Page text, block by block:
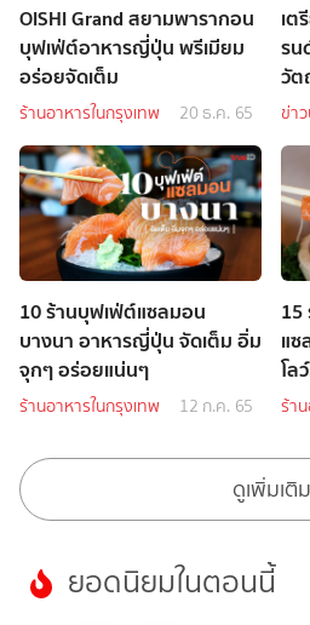
OISHI Grand สยามพารากอน
บุฟเฟ่ต์อาหารญี่ปุ่น พรีเมียม
อร่อยจัดเต็ม
ร้านอาหารในกรุงเทพ 20 ธ.ค. 65
เต
รน
วัต
ที่เ
ข่า
10 ร้านบุฟเฟ่ต์แซลมอน
บางนา อาหารญี่ปุ่น จัดเต็ม อิ่ม
จุกๆ อร่อยแน่นๆ
ร้านอาหารในกรุงเทพ 12 ก.ค. 65
แซ
โล
ยม
ร้า
ดูเพิ่มเติม
ยอดนิยมในตอนนี้